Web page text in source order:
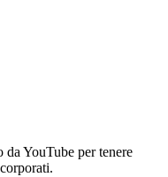
da YouTube per tenere